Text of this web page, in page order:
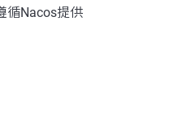
循Nacos提供